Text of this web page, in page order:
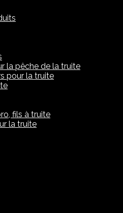
la pêche de la truite
pour la truite
fils à truite
la truite